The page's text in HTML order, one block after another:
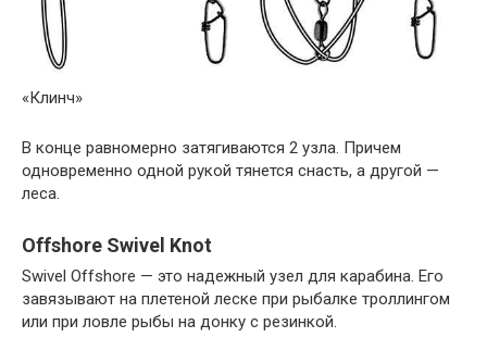
«Клинч»
В конце равномерно затягиваются 2 узла. Причем
одновременно одной рукой тянется снасть, а другой —
леса.
Offshore Swivel Knot
Swivel Offshore — это надежный узел для карабина. Его
завязывают на плетеной леске при рыбалке троллингом
или при ловле рыбы на донку с резинкой.